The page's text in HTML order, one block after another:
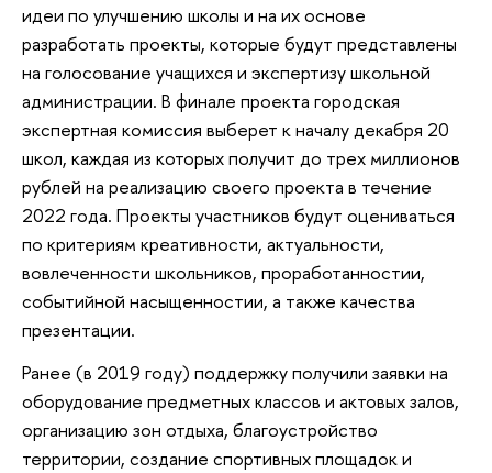
идеи по улучшению школы и на их основе
разработать проекты, которые будут представлены
на голосование учащихся и экспертизу школьной
администрации. В финале проекта городская
экспертная комиссия выберет к началу декабря 20
школ, каждая из которых получит до трех миллионов
рублей на реализацию своего проекта в течение
2022 года. Проекты участников будут оцениваться
по критериям креативности, актуальности,
вовлеченности школьников, проработанностии,
событийной насыщенностии, а также качества
презентации.
Ранее (в 2019 году) поддержку получили заявки на
оборудование предметных классов и актовых залов,
организацию зон отдыха, благоустройство
территории, создание спортивных площадок и